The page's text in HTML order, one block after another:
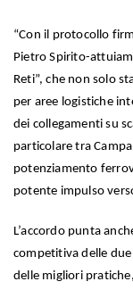
“Con il protocollo
Pietro Spirito-
Reti”, che non solo
per aree logistiche
dei collegamenti su
particolare tra
potenziamento
potente impulso
L’accordo punta
competitiva delle
delle migliori